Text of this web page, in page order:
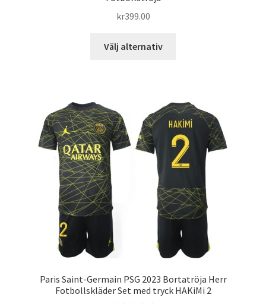
kr399.00
Välj alternativ
flera
varianter.
De
olika
alternativen
väljas
på
produktsidan
Paris Saint-Germain PSG 2023 Bortatröja Herr
Fotbollskläder Set med tryck HAKiMi 2